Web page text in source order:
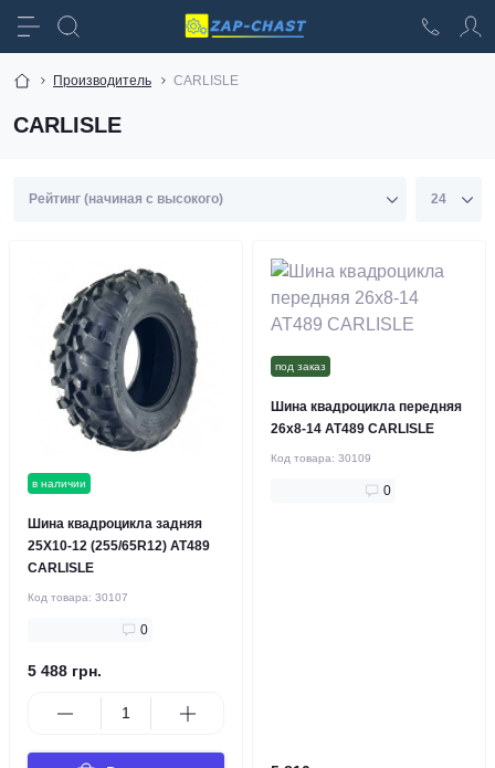
Производитель CARLISLE
CARLISLE
в наличии
Шина квадроцикла задняя
25X10-12 (255/65R12) AT489
CARLISLE
Код товара: 30107
0
5 488 грн.
под заказ
Шина квадроцикла передняя
26x8-14 AT489 CARLISLE
Код товара: 30109
0